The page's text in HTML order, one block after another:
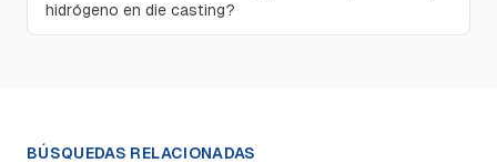
hidrógeno en die casting?
BÚSQUEDAS RELACIONADAS